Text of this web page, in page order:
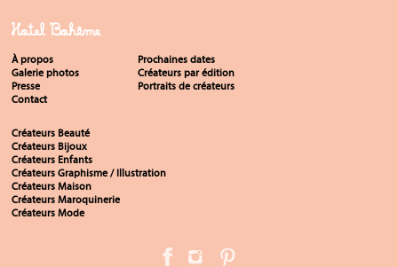
Hotel Bohême
À propos
Prochaines dates
Galerie photos
Créateurs par édition
Presse
Portraits de créateurs
Contact
Créateurs Beauté
Créateurs Bijoux
Créateurs Enfants
Créateurs Graphisme / Illustration
Créateurs Maison
Créateurs Maroquinerie
Créateurs Mode